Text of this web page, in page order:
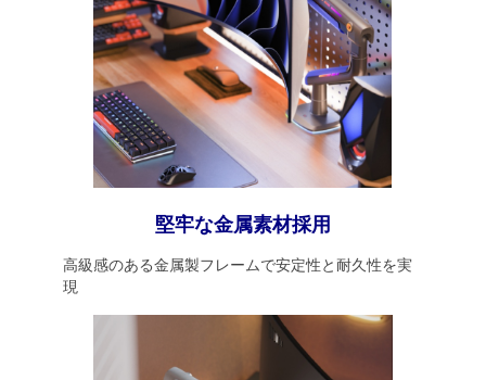
堅牢な金属素材採用
高級感のある金属製フレームで安定性と耐久性を実
現